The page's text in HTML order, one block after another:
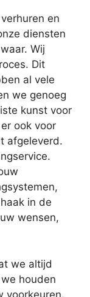
en
diensten
Wij
Dit
al vele
we genoeg
kunst voor
ook voor
afgeleverd.
in de
wensen,
we altijd
houden
voorkeuren.